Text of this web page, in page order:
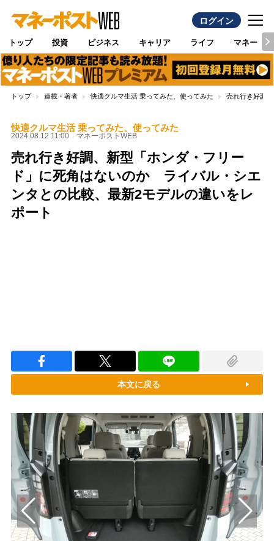
ログイン
トップ 投資 ビジネス キャリア ライフ マネー
トップ 連載・著者 快適クルマ生活 乗ってみた、使ってみた 売れ行き好調
快適クルマ生活 乗ってみた、使ってみた
2024.08.12 11:00 マネーポストWEB
売れ行き好調、新型「ホンダ・フリー
ド」に死角はないのか ライバル・シエ
ンタとの比較、最新2モデルの違いをレ
ポート
本文に戻る